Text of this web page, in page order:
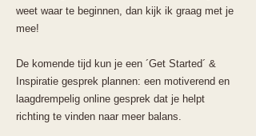
weet waar te beginnen, dan kijk ik graag met je
mee!
De komende tijd kun je een ´Get Started´ &
Inspiratie gesprek plannen: een motiverend en
laagdrempelig online gesprek dat je helpt
richting te vinden naar meer balans.